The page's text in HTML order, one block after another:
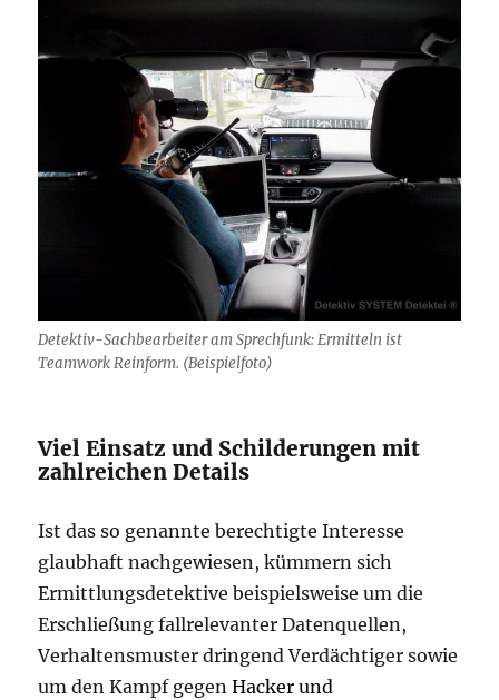
Detektiv-Sachbearbeiter am Sprechfunk: Ermitteln ist
Teamwork Reinform. (Beispielfoto)
Viel Einsatz und Schilderungen mit
zahlreichen Details
Ist das so genannte berechtigte Interesse
glaubhaft nachgewiesen, kümmern sich
Ermittlungsdetektive beispielsweise um die
Erschließung fallrelevanter Datenquellen,
Verhaltensmuster dringend Verdächtiger sowie
um den Kampf gegenHacker und